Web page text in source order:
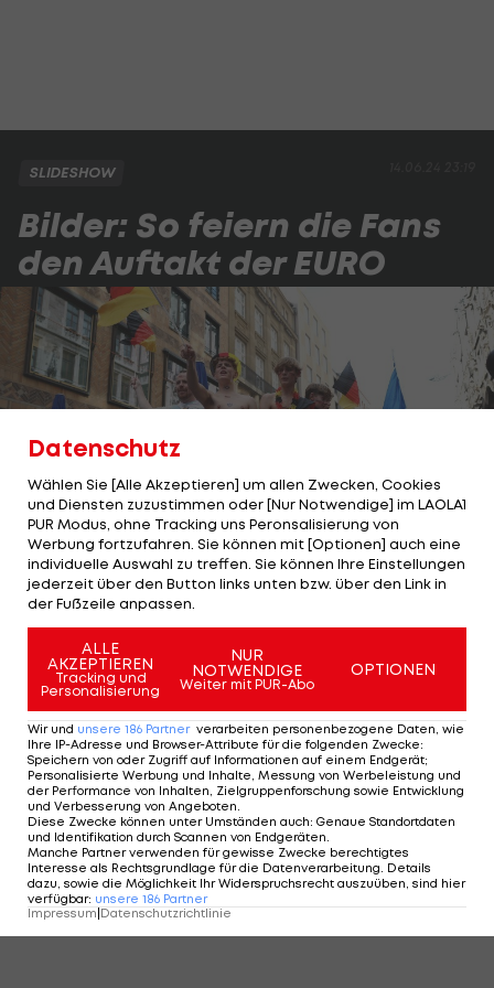
SLIDESHOW
Bilder: So feiern die Fans
den Auftakt der EURO
2/21 Foto: getty
2 VON 21
KOMMENTARE
Datenschutz
Wählen Sie [Alle Akzeptieren] um allen Zwecken, Cookies
und Diensten zuzustimmen oder [Nur Notwendige] im LAOLA1
PUR Modus, ohne Tracking uns Peronsalisierung von
Werbung fortzufahren. Sie können mit [Optionen] auch eine
individuelle Auswahl zu treffen. Sie können Ihre Einstellungen
jederzeit über den Button links unten bzw. über den Link in
der Fußzeile anpassen.
ALLE
AKZEPTIEREN
Tracking und
Personalisierung
NUR
NOTWENDIGE
Weiter mit PUR-Abo
OPTIONEN
Wir und unsere 186 Partner verarbeiten personenbezogene Daten, wie
Ihre IP-Adresse und Browser-Attribute für die folgenden Zwecke:
Speichern von oder Zugriff auf Informationen auf einem Endgerät;
Personalisierte Werbung und Inhalte, Messung von Werbeleistung und
der Performance von Inhalten, Zielgruppenforschung sowie Entwicklung
und Verbesserung von Angeboten.
Diese Zwecke können unter Umständen auch: Genaue Standortdaten
und Identifikation durch Scannen von Endgeräten.
Manche Partner verwenden für gewisse Zwecke berechtigtes
Interesse als Rechtsgrundlage für die Datenverarbeitung. Details
dazu, sowie die Möglichkeit Ihr Widerspruchsrecht auszuüben, sind hier
verfügbar: unsere 186 Partner
Impressum Datenschutzrichtlinie